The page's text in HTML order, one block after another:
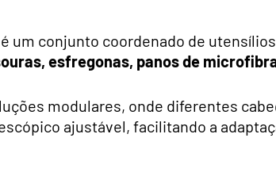
é um conjunto coordenado de
esfregonas, panos de
modulares, onde diferentes
ajustável, facilitando a